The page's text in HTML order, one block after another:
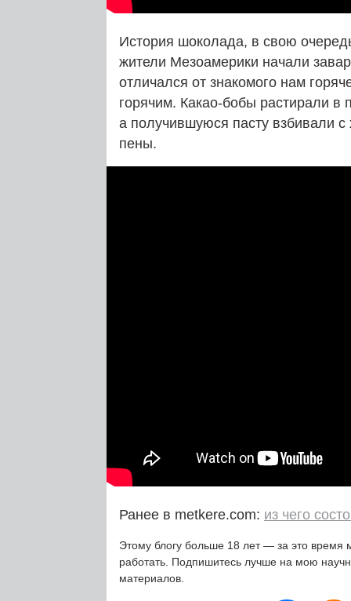
История шоколада, в свою
жители Мезоамерики начали
отличался от знакомого нам
горячим. Какао-бобы растирали в
а получившуюся пасту взбивали
пены.
Ранее в metkere.com: из чего
Этому блогу больше 18 лет — за это время
работать. Подпишитесь лучше на мою
материалов.